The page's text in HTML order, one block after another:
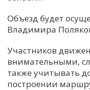
Объезд будет
Владимира
Участников
внимательными,
также учитывать
построении